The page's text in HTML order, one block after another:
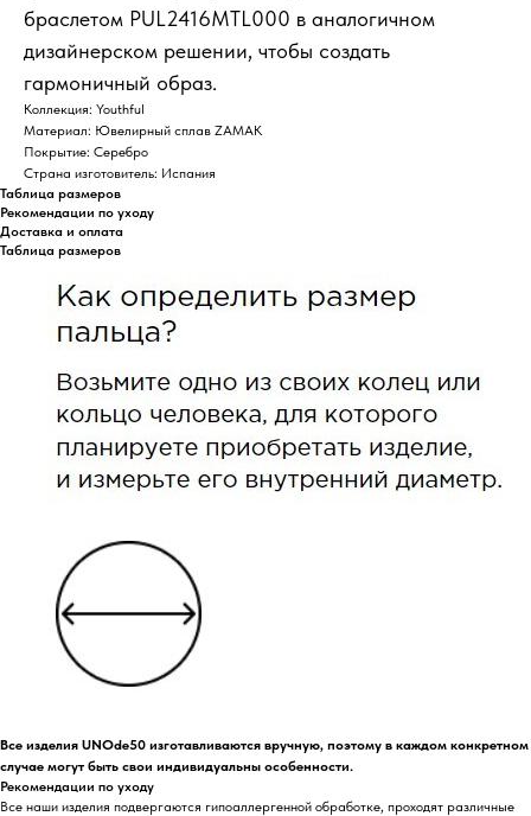
браслетом PUL2416MTL000 в аналогичном
дизайнерском решении, чтобы создать
гармоничный образ.
Коллекция: Youthful
Материал: Ювелирный сплав ZAMAK
Покрытие: Серебро
Страна изготовитель: Испания
Таблица размеров
Рекомендации по уходу
Доставка и оплата
Таблица размеров
Все изделия UNOde50 изготавливаются вручную, поэтому в каждом конкретном
случае могут быть свои индивидуальны особенности.
Рекомендации по уходу
Все наши изделия подвергаются гипоаллергенной обработке, проходят различные